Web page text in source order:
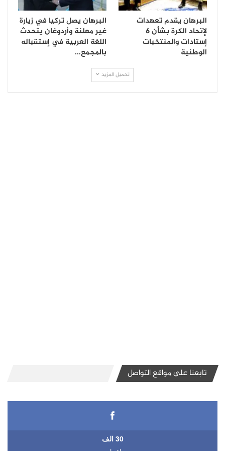
البرهان يقدم تعهدات
لإتحاد الكرة بشأن 6
إستادات والمنتخبات
الوطنية
البرهان يصل تركيا في زيارة
غير معلنة وأردوغان يتحدث
اللغة العربية في إستقباله
بالمجمع…
تحميل المزيد
تابعنا على مواقع التواصل
30 الف